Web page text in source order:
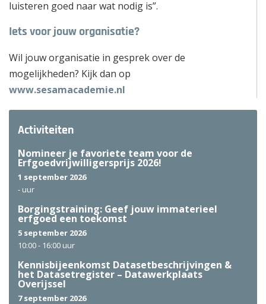
luisteren goed naar wat nodig is”.
Iets voor jouw organisatie?
Wil jouw organisatie in gesprek over de
mogelijkheden? Kijk dan op
www.sesamacademie.nl
Activiteiten
Nomineer je favoriete team voor de
Erfgoedvrijwilligersprijs 2026!
1 september 2026
- uur
Borgingstraining: Geef jouw immaterieel
erfgoed een toekomst
5 september 2026
10:00 - 16:00 uur
Kennisbijeenkomst Datasetbeschrijvingen &
het Datasetregister – Datawerkplaats
Overijssel
7 september 2026